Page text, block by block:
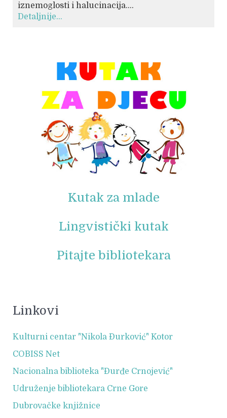
iznemoglosti i halucinacija....
Detaljnije...
Kutak za mlade
Lingvistički kutak
Pitajte bibliotekara
Linkovi
Kulturni centar "Nikola Đurković" Kotor
COBISS Net
Nacionalna biblioteka "Đurđe Crnojević"
Udruženje bibliotekara Crne Gore
Dubrovačke knjižnice